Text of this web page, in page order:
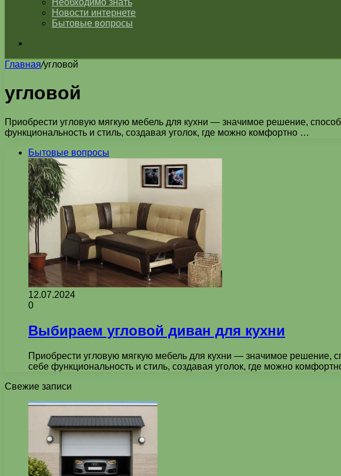
Необходимо знать
Новости интернете
Бытовые вопросы
Главная/угловой
угловой
Приобрести угловую мягкую мебель для кухни — значимое решение,
функциональность и стиль, создавая уголок, где можно комфортно …
Бытовые вопросы
12.07.2024
0
Выбираем угловой диван для кухни
Приобрести угловую мягкую мебель для кухни — значимое решение,
себе функциональность и стиль, создавая уголок, где можно
Свежие записи